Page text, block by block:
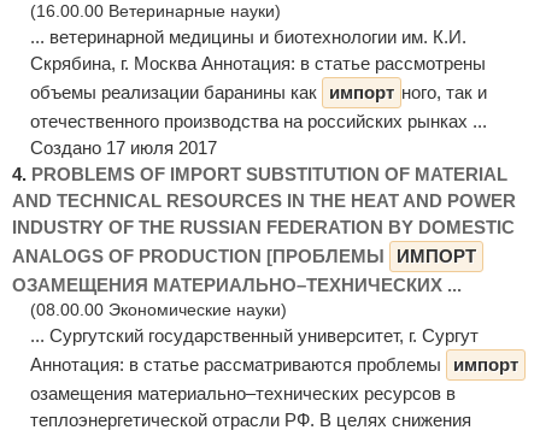
(16.00.00 Ветеринарные науки)
... ветеринарной медицины и биотехнологии им. К.И.
Скрябина, г. Москва Аннотация: в статье рассмотрены
объемы реализации баранины как
импорт ного, так и
отечественного производства на российских рынках ...
Создано 17 июля 2017
4. PROBLEMS OF IMPORT SUBSTITUTION OF MATERIAL
AND TECHNICAL RESOURCES IN THE HEAT AND POWER
INDUSTRY OF THE RUSSIAN FEDERATION BY DOMESTIC
ANALOGS OF PRODUCTION [ПРОБЛЕМЫ
ИМПОРТ
ОЗАМЕЩЕНИЯ МАТЕРИАЛЬНО–ТЕХНИЧЕСКИХ ...
(08.00.00 Экономические науки)
... Сургутский государственный университет, г. Сургут
Аннотация: в статье рассматриваются проблемы
импорт
озамещения материально–технических ресурсов в
теплоэнергетической отрасли РФ. В целях снижения